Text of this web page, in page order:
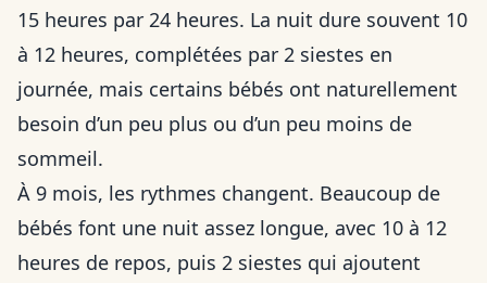
15 heures par 24 heures. La nuit dure souvent 10
à 12 heures, complétées par 2 siestes en
journée, mais certains bébés ont naturellement
besoin d’un peu plus ou d’un peu moins de
sommeil.
À 9 mois, les rythmes changent. Beaucoup de
bébés font une nuit assez longue, avec 10 à 12
heures de repos, puis 2 siestes qui ajoutent